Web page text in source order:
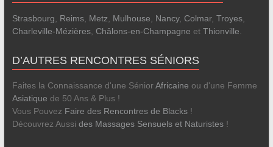
Strasbourg Reims, Metz Mulhouse Nancy, Colmar, Troyes,
Charleville-Mézières, Châlons-en-Champagne et Thionville
D’AUTRES RENCONTRES SÉNIORS
Faites la Connaissance d'une SéniorAfricaine ou d'une Femme
Asiatique de 50 Ans & Plus !
Vous Pouvez Faire des Rencontres de Blacks!
Découvrez Aussi des Massages Sensuels et Naturistes!